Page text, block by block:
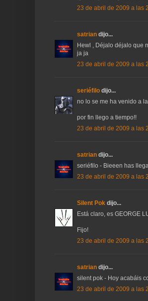
23 de abril de 2009 a las
satrian dijo...
Hewl , Déjalo déjalo que
ja ja
23 de abril de 2009 a las
seriéfilo dijo...
no lo se me ha venido a
por fin llego a tiempo!!
23 de abril de 2009 a las
satrian dijo...
seriéfilo - Bieeen has
23 de abril de 2009 a las
Silent Pok dijo...
Está claro, es GEORGE
Fijo!
23 de abril de 2009 a las
satrian dijo...
silent pok - Hoy acabáis
23 de abril de 2009 a las